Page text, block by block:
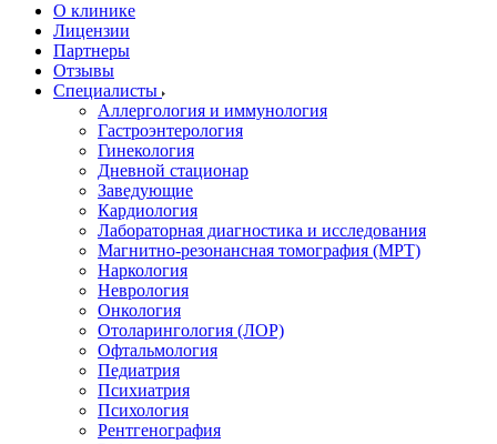
О клинике
Лицензии
Партнеры
Отзывы
Специалисты
Аллергология и иммунология
Гастроэнтерология
Гинекология
Дневной стационар
Заведующие
Кардиология
Лабораторная диагностика и исследования
Магнитно-резонансная томография (МРТ)
Наркология
Неврология
Онкология
Отоларингология (ЛОР)
Офтальмология
Педиатрия
Психиатрия
Психология
Рентгенография